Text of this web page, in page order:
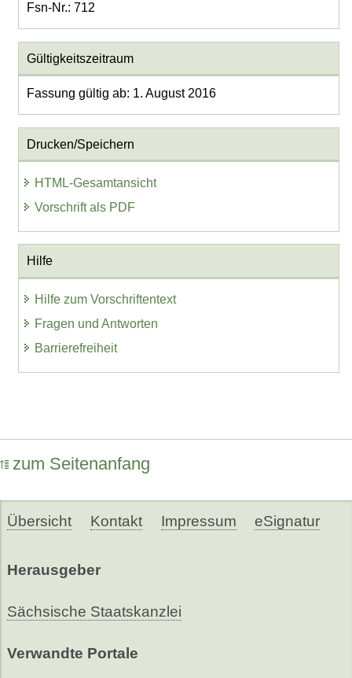
Fsn-Nr.: 712
Gültigkeitszeitraum
Fassung gültig ab: 1. August 2016
Drucken/Speichern
HTML-Gesamtansicht
Vorschrift als PDF
Hilfe
Hilfe zum Vorschriftentext
Fragen und Antworten
Barrierefreiheit
zum Seitenanfang
Übersicht Kontakt Impressum eSignatur
Herausgeber
Sächsische Staatskanzlei
Verwandte Portale